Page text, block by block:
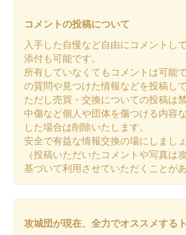
コメントの投稿について
入手した自慢など自由にコメントし
添付も可能です。
所有していなくてもコメントは可能
の質問や見つけた情報などを投稿して
ただし売買・交換についての投稿は
中傷など個人や団体を傷つける内容
した場合は削除いたします。
安全で有益な情報交換の場にしましょ
（投稿いただいたコメントや写真は
基づいて利用させていただくことがあ
攻城団が現在、全力でオススメする